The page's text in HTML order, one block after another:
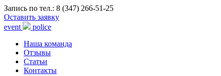
Запись по тел.: 8 (347) 266-51-25
Оставить заявку
event
police
Наша команда
Отзывы
Статьи
Контакты